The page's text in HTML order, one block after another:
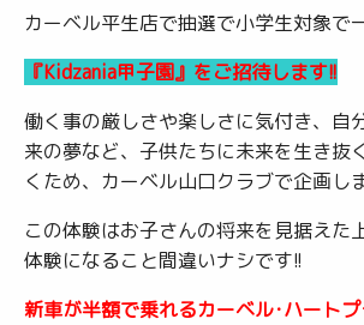
カーベル平生店で抽選で小学生対象で
『Kidzania甲子園』をご招待します!!
働く事の厳しさや楽しさに気付き、自
来の夢など、子供たちに未来を生き抜
くため、カーベル山口クラブで企画し
この体験はお子さんの将来を見据えた
体験になること間違いナシです!!
新車が半額で乗れるカーベル･ハート